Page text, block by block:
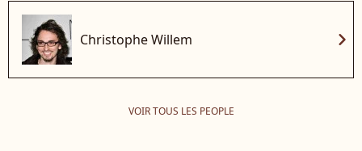
Christophe Willem chevron_right
VOIR TOUS LES PEOPLE